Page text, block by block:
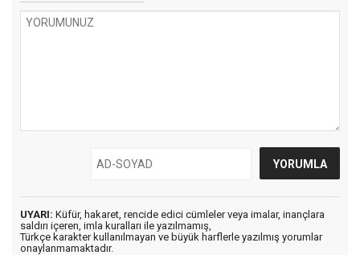
UYARI: Küfür, hakaret, rencide edici cümleler veya imalar, inançlara
saldırı içeren, imla kuralları ile yazılmamış,
Türkçe karakter kullanılmayan ve büyük harflerle yazılmış yorumlar
onaylanmamaktadır.